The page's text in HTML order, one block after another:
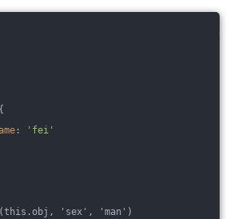
:
'fei'
(this.obj, 'sex', 'man')